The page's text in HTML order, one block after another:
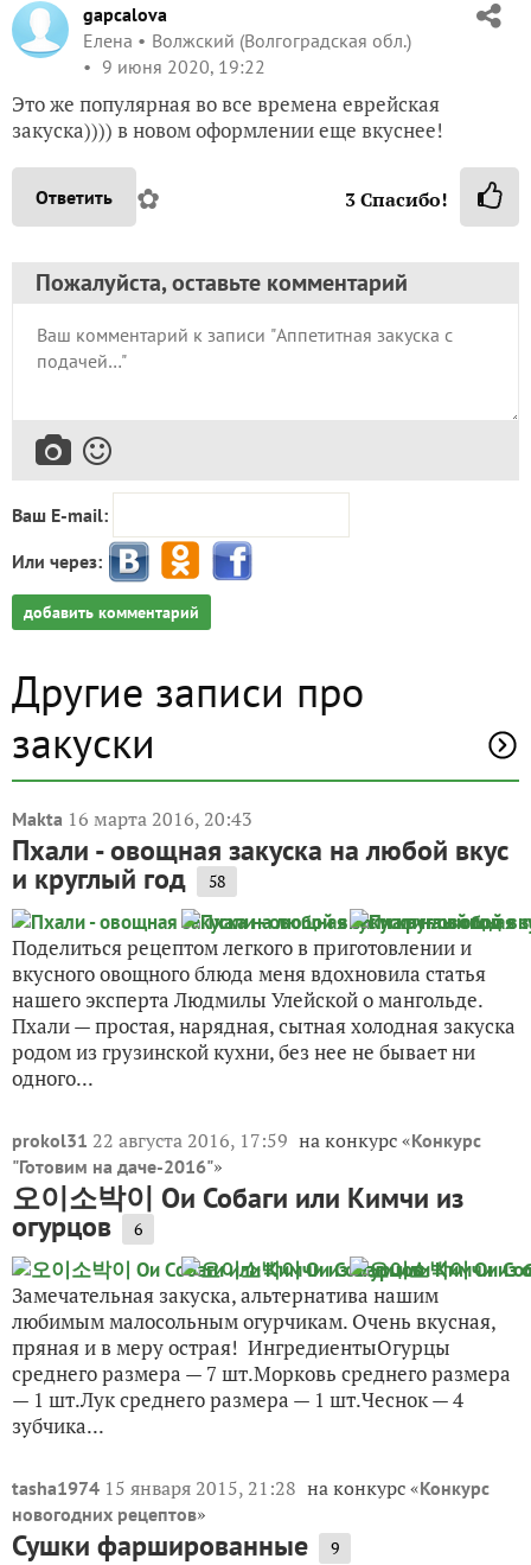
gapcalova
Елена
Волжский (Волгоградская обл.)
9 июня 2020, 19:22
Это же популярная во все времена еврейская
закуска)))) в новом оформлении еще вкуснее!
Ответить ✿ 3Спасибо!
Пожалуйста, оставьте комментарий
Ваш E-mail:
Или через:
добавить комментарий
Другие записи про
закуски
Makta 16 марта 2016, 20:43
Пхали - овощная закуска на любой вкус
и круглый год 58
Поделиться рецептом легкого в приготовлении и
вкусного овощного блюда меня вдохновила статья
нашего эксперта Людмилы Улейской о мангольде.
Пхали — простая, нарядная, сытная холодная закуска
родом из грузинской кухни, без нее не бывает ни
одного...
prokol31 22 августа 2016, 17:59 на конкурс «Конкурс
"Готовим на даче-2016"»
오이소박이 Ои Собаги или Кимчи из
огурцов 6
Замечательная закуска, альтернатива нашим
любимым малосольным огурчикам. Очень вкусная,
пряная и в меру острая! ИнгредиентыОгурцы
среднего размера — 7 шт.Морковь среднего размера
— 1 шт.Лук среднего размера — 1 шт.Чеснок — 4
зубчика...
tasha1974 15 января 2015, 21:28 на конкурс «Конкурс
новогодних рецептов»
Сушки фаршированные 9